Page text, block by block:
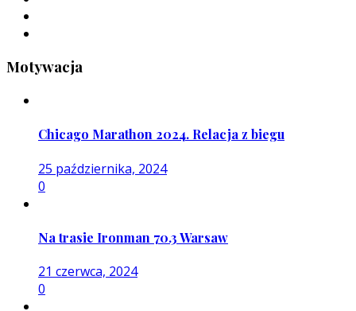
Motywacja
Chicago Marathon 2024. Relacja z biegu
25 października, 2024
0
Na trasie Ironman 70.3 Warsaw
21 czerwca, 2024
0